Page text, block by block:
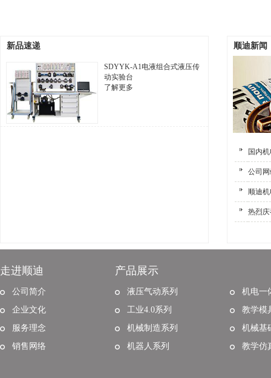
新品速递
SDYYK-A1电液组合式液压传
动实验台
了解更多
顺迪新闻
国内
公司
顺迪
热烈
走进顺迪
公司简介
企业文化
服务理念
销售网络
产品展示
液压气动系列
机电一
工业4.0系列
教学模
机械制造系列
机械基
机器人系列
教学仿